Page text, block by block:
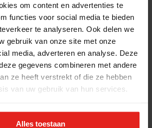
om content en advertenties te
functies voor social media te bieden
te analyseren. Ook delen we
gebruik van onze site met onze
media, adverteren en analyse. Deze
gegevens combineren met andere
ze heeft verstrekt of die ze hebben
van uw gebruik van hun services.
Alles toestaan
Klachtenprocedure
Privacyverklaring
Opzeggen
Volg ons
nieuwsbrief